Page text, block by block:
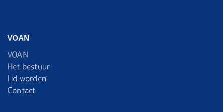
VOAN
VOAN
Het bestuur
Lid worden
Contact